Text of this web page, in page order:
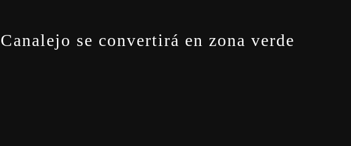
se convertirá en zona verde